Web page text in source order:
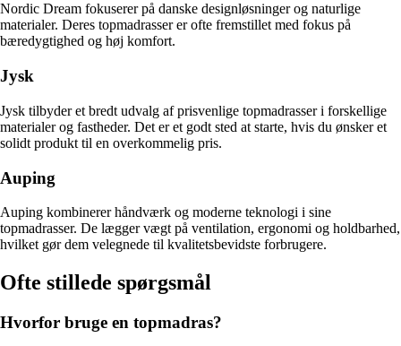
Nordic Dream fokuserer på danske designløsninger og naturlige
materialer. Deres topmadrasser er ofte fremstillet med fokus på
bæredygtighed og høj komfort.
Jysk
Jysk tilbyder et bredt udvalg af prisvenlige topmadrasser i forskellige
materialer og fastheder. Det er et godt sted at starte, hvis du ønsker et
solidt produkt til en overkommelig pris.
Auping
Auping kombinerer håndværk og moderne teknologi i sine
topmadrasser. De lægger vægt på ventilation, ergonomi og holdbarhed,
hvilket gør dem velegnede til kvalitetsbevidste forbrugere.
Ofte stillede spørgsmål
Hvorfor bruge en topmadras?